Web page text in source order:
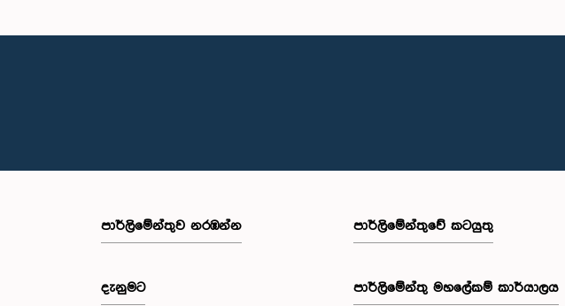
පාර්ලි‌මේන්තුව නරඹන්න
දැනුමට
පාර්ලිමේන්තුවේ කටයුතු
පාර්ලිමේන්තු මහලේකම් කාර්යාලය